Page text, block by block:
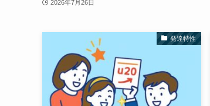
2026年7月26日
発達特性